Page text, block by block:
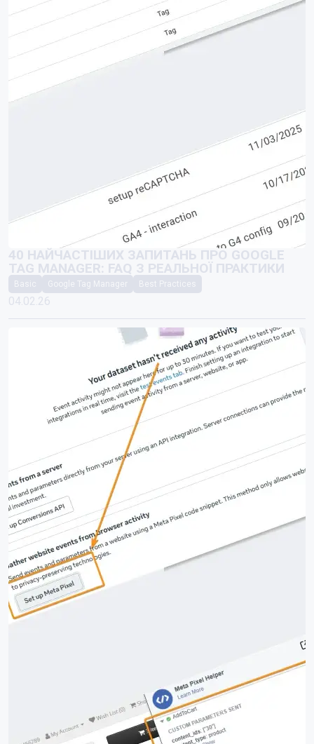
40 НАЙЧАСТІШИХ ЗАПИТАНЬ ПРО GOOGLE
TAG MANAGER: FAQ З РЕАЛЬНОЇ ПРАКТИКИ
04.02.26
Basic Google Tag Manager Best Practices